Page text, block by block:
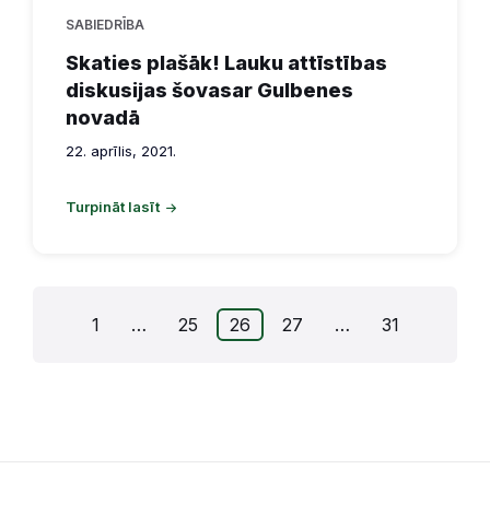
SABIEDRĪBA
Skaties plašāk! Lauku attīstības
diskusijas šovasar Gulbenes
novadā
22. aprīlis, 2021.
Turpināt lasīt
Ziņu
1 … 25 26 27 … 31